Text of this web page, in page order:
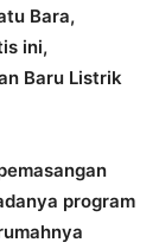
Bara,
ini,
Baru Listrik
program